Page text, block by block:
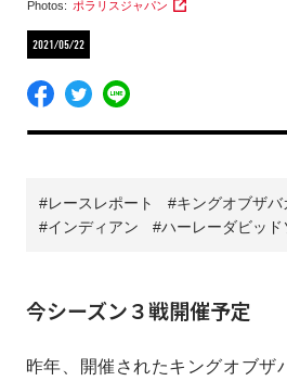
Photos: ポラリスジャパン
2021/05/22
レースレポート
キングオブザバ
インディアン
ハーレーダビッド
今シーズン３戦開催予定
昨年、開催されたキングオブザ